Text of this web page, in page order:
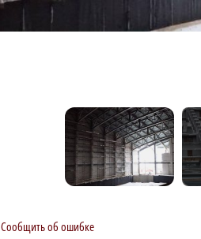
Сообщить об ошибке